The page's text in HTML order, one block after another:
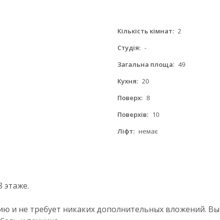
Кількість кімнат: 2
Студія: -
Загальна площа: 49
Кухня: 20
Поверх: 8
Поверхів: 10
Ліфт: немає
этаже.
и не требует никаких дополнительных вложений.